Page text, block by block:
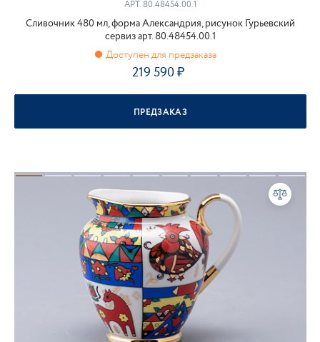
АРТ.80.48454.00.1
Сливочник 480 мл, форма Александрия, рисунок Гурьевский
сервиз арт. 80.48454.00.1
219 590
ПРЕДЗАКАЗ